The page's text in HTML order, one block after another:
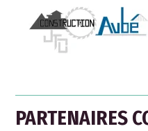
PARTENAIRES